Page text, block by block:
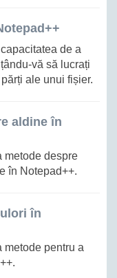
de a
vă să lucrați
ale unui fișier.
aldine în
metode despre
în Notepad++.
în
metode pentru a